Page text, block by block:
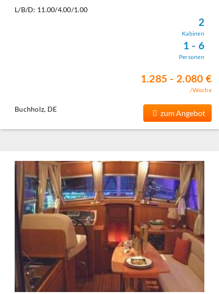
L/B/D: 11.00/4.00/1.00
2
Kabinen
1 - 6
Personen
1.285 - 2.080 €
/Woche
Buchholz, DE zum Angebot